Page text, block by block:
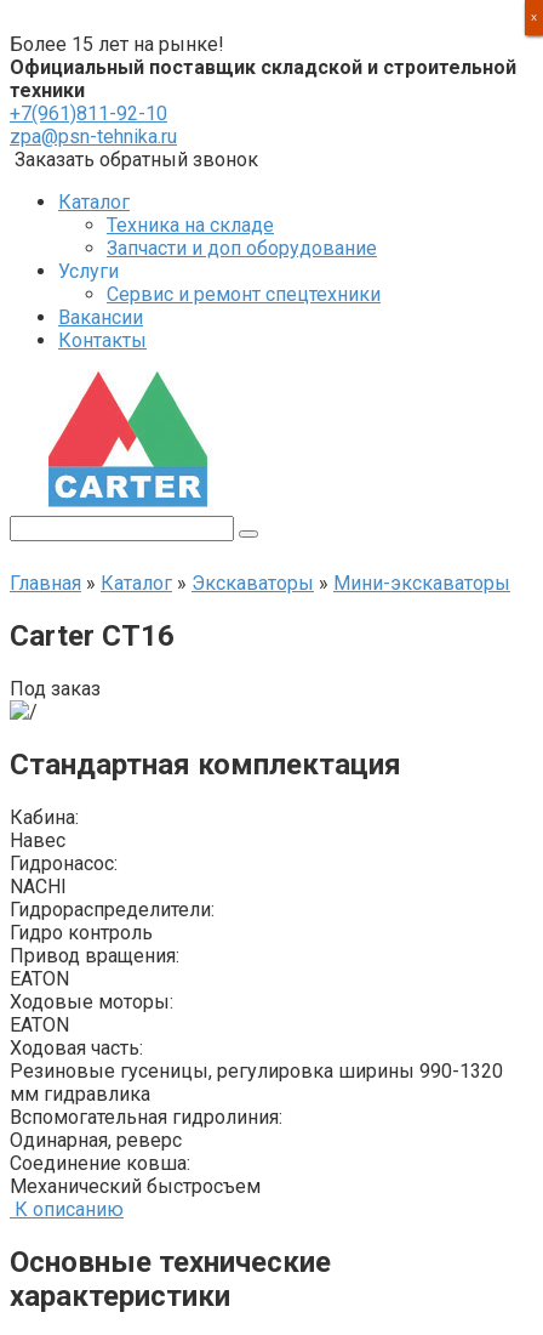
к
контенту
Более 15 лет на рынке!
Официальный поставщик складской и строительной
техники
+7(961)811-92-10
zpa@psn-tehnika.ru
Заказать обратный звонок
Каталог
Техника на складе
Запчасти и доп оборудование
Услуги
Сервис и ремонт спецтехники
Вакансии
Контакты
Главная » Каталог » Экскаваторы » Мини-экскаваторы
Carter CT16
Под заказ
Стандартная комплектация
Кабина:
Навес
Гидронасос:
NACHI
Гидрораспределители:
Гидро контроль
Привод вращения:
EATON
Ходовые моторы:
EATON
Ходовая часть:
Резиновые гусеницы, регулировка ширины 990-1320
мм гидравлика
Вспомогательная гидролиния:
Одинарная, реверс
Соединение ковша:
Механический быстросъем
К описанию
Основные технические
характеристики
X
X
X
X